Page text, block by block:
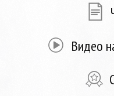
Видео